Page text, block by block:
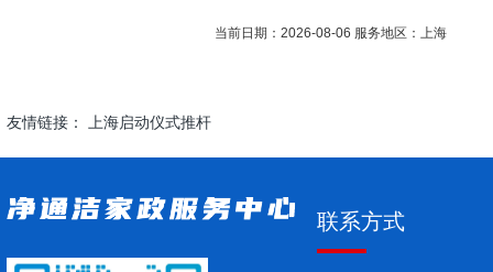
当前日期：2026-08-06 服务地区：上海
友情链接： 上海启动仪式推杆
联系方式